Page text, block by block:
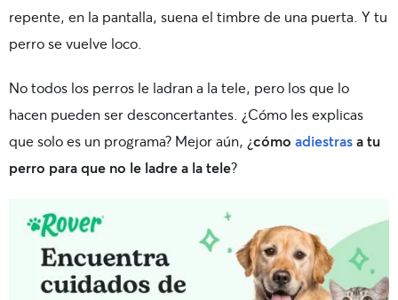
repente, en la pantalla, suena el timbre de una puerta. Y tu
perro se vuelve loco.
No todos los perros le ladran a la tele, pero los que lo
hacen pueden ser desconcertantes. ¿Cómo les explicas
que solo es un programa? Mejor aún, ¿cómo adiestrasa tu
perro para que no le ladre a la tele?